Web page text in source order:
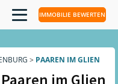
IMMOBILIE BEWERTEN
> PAAREN IM GLIEN
Paaren im Glien